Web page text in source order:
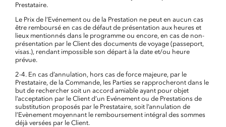
Prestataire.
Le Prix de l’Evénement ou de la Prestation ne peut en aucun cas
être remboursé en cas de défaut de présentation aux heures et
lieux mentionnés dans le programme ou encore, en cas de non-
présentation par le Client des documents de voyage (passeport,
visas.), rendant impossible son départ à la date et/ou heure
prévue.
2-4. En cas d’annulation, hors cas de force majeure, par le
Prestataire, de la Commande, les Parties se rapprocheront dans le
but de rechercher soit un accord amiable ayant pour objet
l’acceptation par le Client d’un Evénement ou de Prestations de
substitution proposés par le Prestataire, soit l’annulation de
l’Evènement moyennant le remboursement intégral des sommes
déjà versées par le Client.